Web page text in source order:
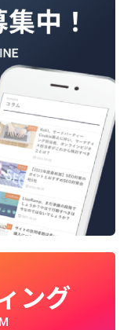
ング